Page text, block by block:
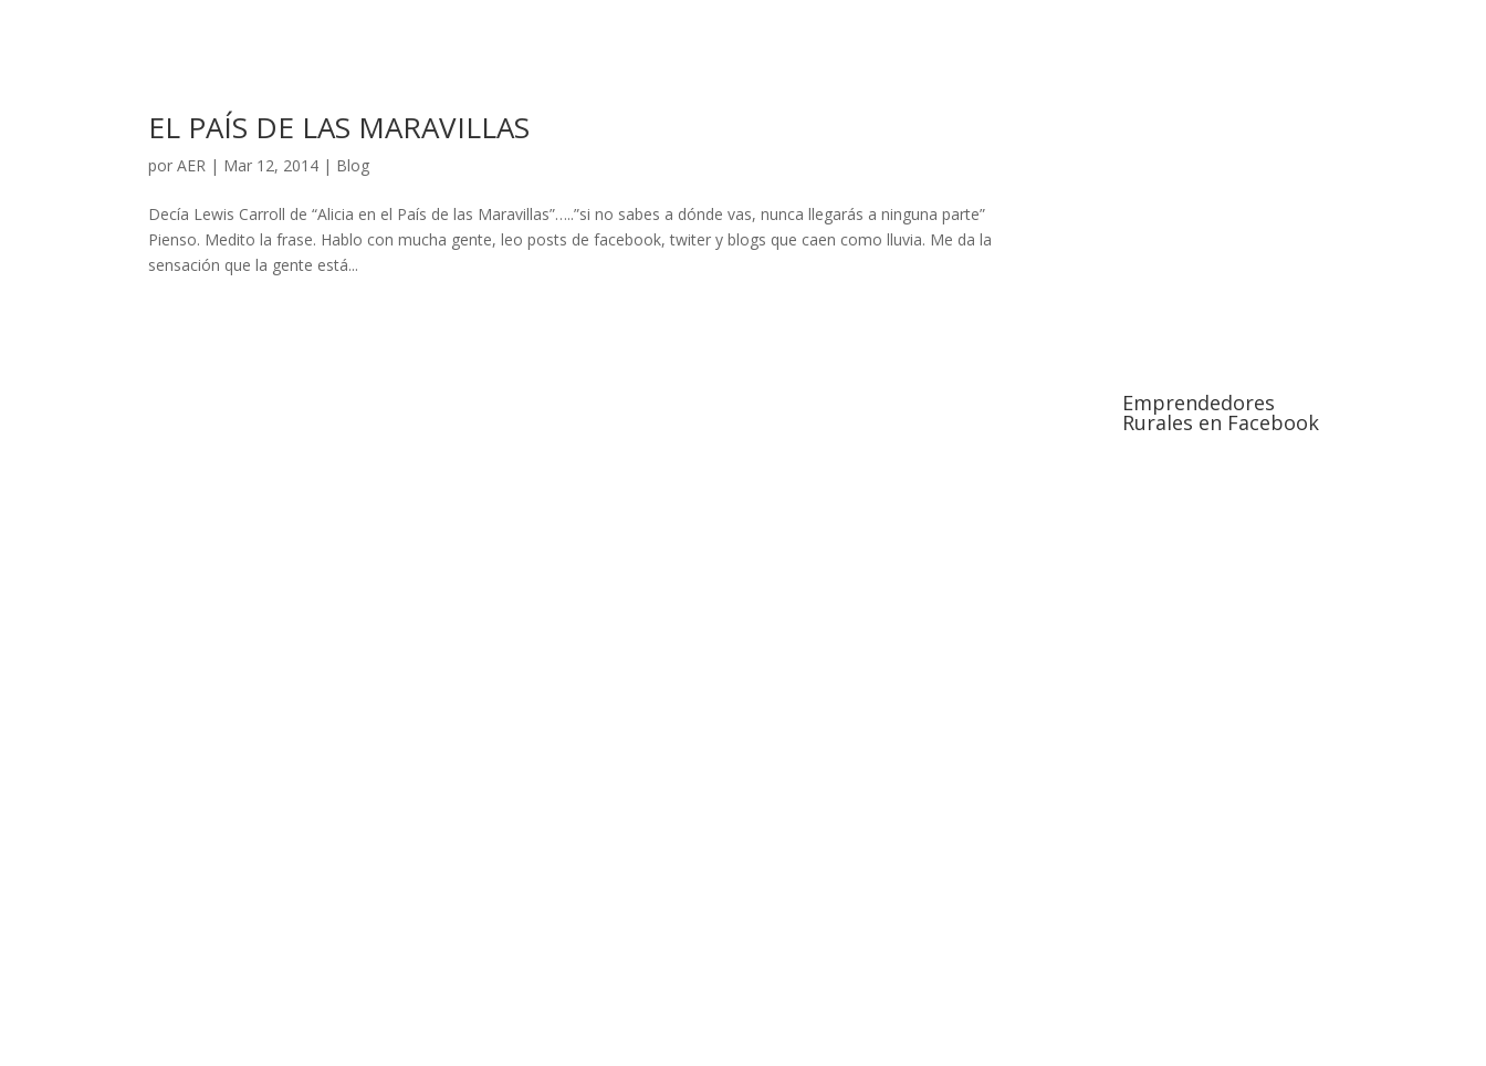
EL PAÍS DE LAS MARAVILLAS
porAER | Mar 12, 2014 | Blog
Decía Lewis Carroll de “Alicia en el País de las Maravillas”…..”si no sabes a dónde vas, nunca llegarás a ninguna parte”
Pienso. Medito la frase. Hablo con mucha gente, leo posts de facebook, twiter y blogs que caen como lluvia. Me da la
sensación que la gente está...
Emprendedores
Rurales en Facebook